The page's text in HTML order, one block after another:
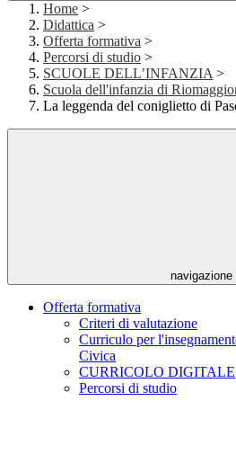
Home >
Didattica >
Offerta formativa >
Percorsi di studio >
SCUOLE DELL’INFANZIA >
Scuola dell'infanzia di
La leggenda del coniglietto di
navigazione
Offerta formativa
Criteri di valutazione
Curriculo per
Civica
CURRICOLO DIGITALE
Percorsi di studio